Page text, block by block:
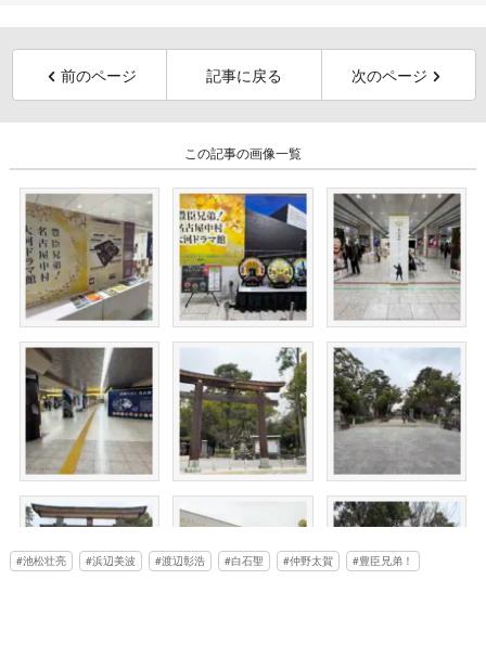
前のページ 記事に戻る 次のページ
この記事の画像一覧
池松壮亮 浜辺美波 渡辺彰浩 白石聖 仲野太賀 豊臣兄弟！